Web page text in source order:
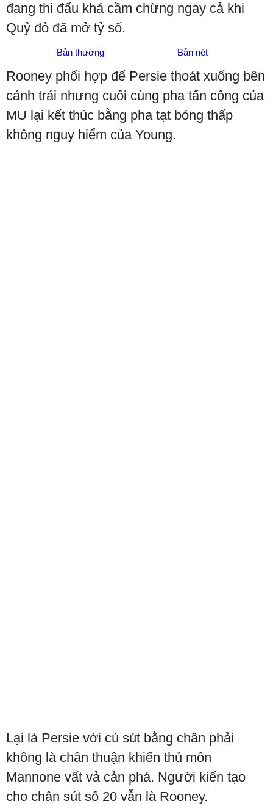
đang thi đấu khá cầm chừng ngay cả khi
Quỷ đỏ đã mở tỷ số.
Bản thường Bản nét
Rooney phối hợp để Persie thoát xuống bên
cánh trái nhưng cuối cùng pha tấn công của
MU lại kết thúc bằng pha tạt bóng thấp
không nguy hiểm của Young.
Lại là Persie với cú sút bằng chân phải
không là chân thuận khiến thủ môn
Mannone vất vả cản phá. Người kiến tạo
cho chân sút số 20 vẫn là Rooney.